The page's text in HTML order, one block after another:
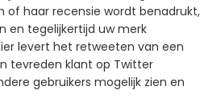
of haar recensie wordt benadrukt,
en tegelijkertijd uw merk
levert het retweeten van een
tevreden klant op Twitter
gebruikers mogelijk zien en